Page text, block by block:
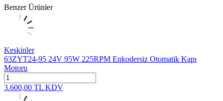
Benzer Ürünler
Keskinler
63ZYT24-95 24V 95W 225RPM Enkodersiz Otomatik Kapı
Motoru
3.600,00 TL KDV